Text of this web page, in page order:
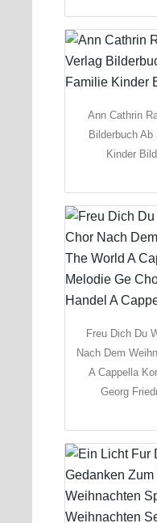
Ann Cathrin
Bilderbuch
Kinder
Freu Dich Du
Nach Dem
A Cappella
Georg